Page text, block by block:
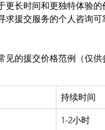
更长时间和更独特体验
求援交服务的个人咨询
持续时间
1-2小时